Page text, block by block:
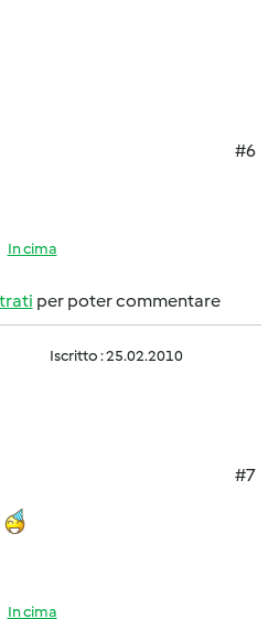
#6
In cima
per poter commentare
Iscritto : 25.02.2010
#7
In cima